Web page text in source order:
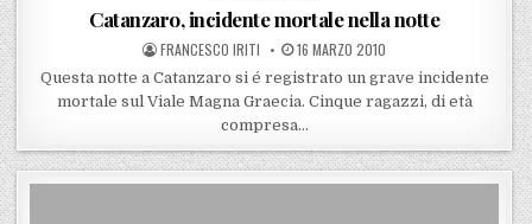
Catanzaro, incidente mortale nella notte
POSTED BY
FRANCESCO IRITI POSTED ON
16 MARZO 2010
Questa notte a Catanzaro si é registrato un grave incidente
mortale sul Viale Magna Graecia. Cinque ragazzi, di età
compresa…